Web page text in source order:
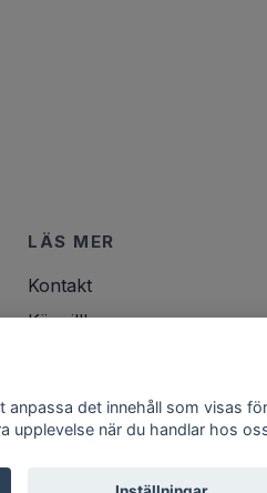
LÄS MER
Kontakt
Köpvillkor
anpassa det innehåll som visas
upplevelse när du handlar hos